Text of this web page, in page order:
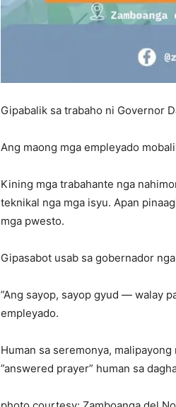
Gipabalik sa trabaho ni Governor
Ang maong mga empleyado
Kining mga trabahante nga
teknikal nga mga isyu. Apan
mga pwesto.
Gipasabot usab sa gobernador
”Ang sayop, sayop gyud — walay
empleyado.
Human sa seremonya,
”answered prayer” human sa